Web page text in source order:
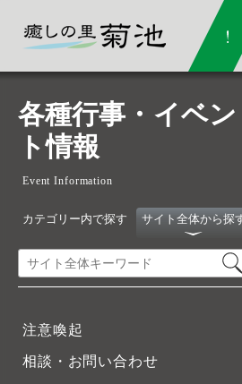
各種行事・イベン
ト情報
Event Information
カテゴリー内で探す サイト全体から探
注意喚起
相談・お問い合わせ